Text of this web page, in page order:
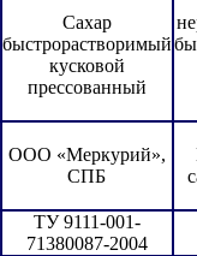
Сахар
быстрорастворимый
кусковой
прессованный
ООО «Меркурий»,
СПБ
ТУ 9111-001-
71380087-2004